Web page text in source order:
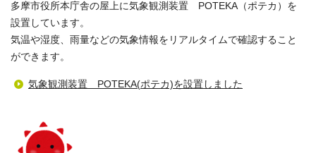
多摩市役所本庁舎の屋上に気象観測装置 POTEKA（ポテカ）を
設置しています。
気温や湿度、雨量などの気象情報をリアルタイムで確認すること
ができます。
気象観測装置 POTEKA(ポテカ)を設置しました